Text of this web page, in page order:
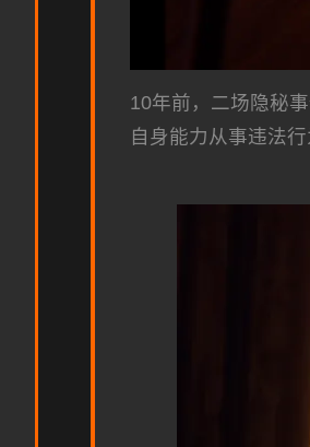
10年前，二场隐秘
自身能力从事违法